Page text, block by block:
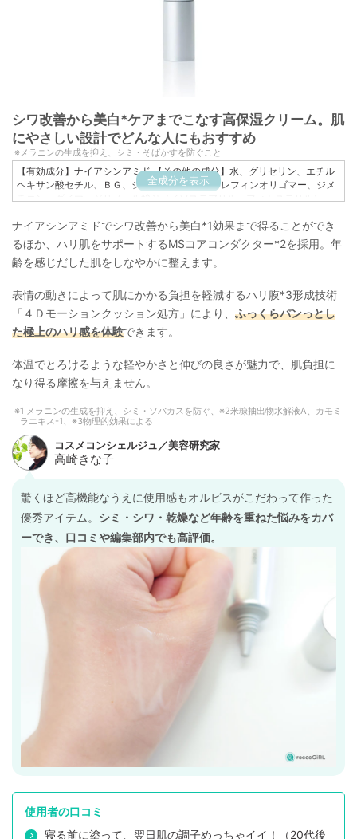
シワ改善から美白*ケアまでこなす高保湿クリーム。肌
にやさしい設計でどんな人にもおすすめ
メラニンの生成を抑え、シミ・そばかすを防ぐこと
全成分を表示
【有効成分】ナイアシンアミド 【その他の成分】水、グリセリン、エチル
ヘキサン酸セチル、ＢＧ、ジグリセリン、α−オレフィンオリゴマー、ジメ
物水解液Ａ、カモミラエキス−１、ベニバナエキス−１、ローズマリーエキ
ス、ＰＥＧ（１２０）、ショ糖脂肪酸エステル、カルボキシビニルポリマ
ー、キサンタンガム、水酸化Ｋ、グリセリンエチルヘキシルエーテル、ビ
タミンＥ、フェノキシエタノール
ナイアシンアミドでシワ改善から美白*1効果まで得ることができ
るほか、ハリ肌をサポートするMSコアコンダクター*2を採用。年
齢を感じだした肌をしなやかに整えます。
表情の動きによって肌にかかる負担を軽減するハリ膜*3形成技術
「４Ｄモーションクッション処方」により、 ふっくらパンっとし
た極上のハリ感を体験できます。
体温でとろけるような軽やかさと伸びの良さが魅力で、肌負担に
なり得る摩擦を与えません。
1 メラニンの生成を抑え、シミ・ソバカスを防ぐ、※2米糠抽出物水解液A、カモミ
ラエキス-1、※3物理的効果による
驚くほど高機能なうえに使用感もオルビスがこだわって作った
優秀アイテム。 シミ・シワ・乾燥など年齢を重ねた悩みをカバ
ーでき、口コミや編集部内でも高評価。
使用者の口コミ
寝る前に塗って、翌日肌の調子めっちゃイイ！（20代後